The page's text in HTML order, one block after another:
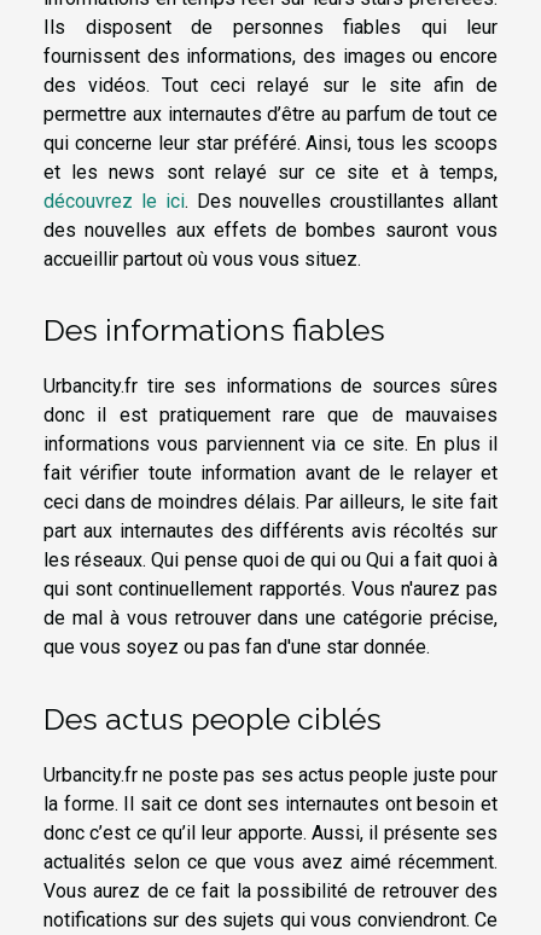
Ils disposent de personnes fiables qui leur
fournissent des informations, des images ou encore
des vidéos. Tout ceci relayé sur le site afin de
permettre aux internautes d’être au parfum de tout ce
qui concerne leur star préféré. Ainsi, tous les scoops
et les news sont relayé sur ce site et à temps,
découvrez le ici. Des nouvelles croustillantes allant
des nouvelles aux effets de bombes sauront vous
accueillir partout où vous vous situez.
Des informations fiables
Urbancity.fr tire ses informations de sources sûres
donc il est pratiquement rare que de mauvaises
informations vous parviennent via ce site. En plus il
fait vérifier toute information avant de le relayer et
ceci dans de moindres délais. Par ailleurs, le site fait
part aux internautes des différents avis récoltés sur
les réseaux. Qui pense quoi de qui ou Qui a fait quoi à
qui sont continuellement rapportés. Vous n'aurez pas
de mal à vous retrouver dans une catégorie précise,
que vous soyez ou pas fan d'une star donnée.
Des actus people ciblés
Urbancity.fr ne poste pas ses actus people juste pour
la forme. Il sait ce dont ses internautes ont besoin et
donc c’est ce qu’il leur apporte. Aussi, il présente ses
actualités selon ce que vous avez aimé récemment.
Vous aurez de ce fait la possibilité de retrouver des
notifications sur des sujets qui vous conviendront. Ce